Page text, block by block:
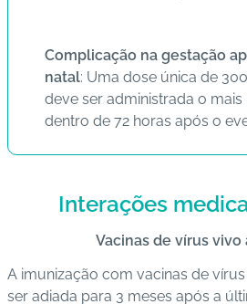
Complicação na gestação
natal: Uma dose única de
deve ser administrada o
dentro de 72 horas após o
Interações
Vacinas de vírus vivo
A imunização com vacinas de
ser adiada para 3 meses após a